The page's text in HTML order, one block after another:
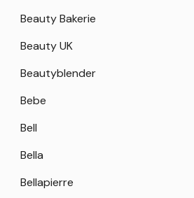
Beauty Bakerie
Beauty UK
Beautyblender
Bebe
Bell
Bella
Bellapierre